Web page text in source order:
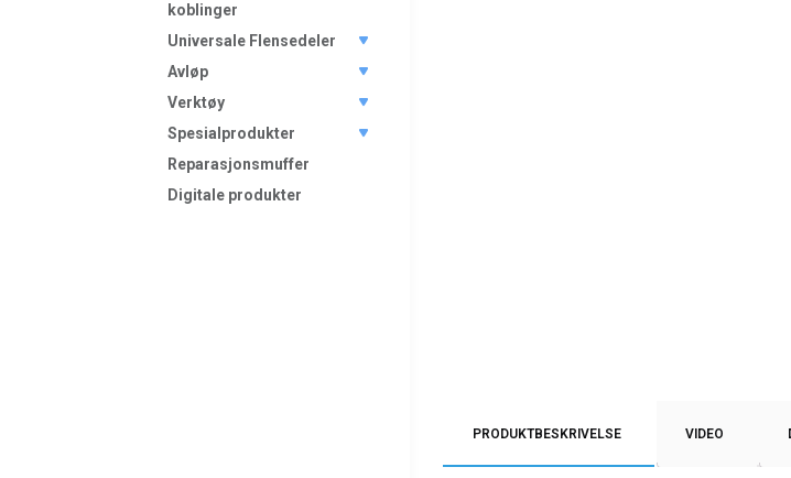
koblinger
Universale Flensedeler
Avløp
Verktøy
Spesialprodukter
Reparasjonsmuffer
Digitale produkter
PRODUKTBESKRIVELSE VIDEO